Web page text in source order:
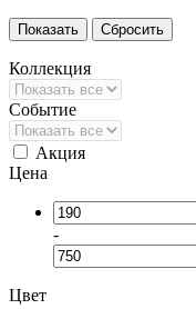
Коллекция
Событие
Акция
Цена
-
Цвет